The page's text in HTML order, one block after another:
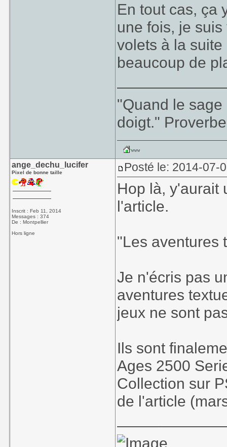
En tout cas, ça
une fois, je
volets à la
beaucoup de
"Quand le
doigt."
ange_dechu_lucifer
Pixel de bonne taille
Inscrit : Feb 11, 2014
Messages : 374
De : Montpellier
Hors ligne
Posté le: 2014-07-
Hop là, y'aurait
l'article.
"Les aventures
Je n'écris pas
aventures
jeux ne sont
Ils sont
Ages 2500
Collection sur
de l'article